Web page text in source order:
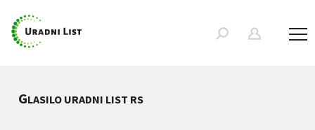
GLASILO URADNI LIST RS